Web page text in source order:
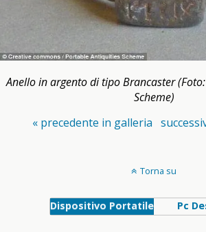
Anello in argento di tipo Brancaster
Scheme)
« precedente in galleria
Torna su
Dispositivo Portatile Pc